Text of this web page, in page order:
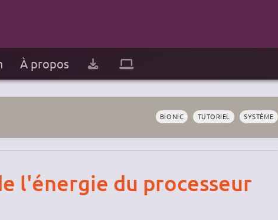
À propos
BIONIC TUTORIEL SYSTÈME
l'énergie du processeur